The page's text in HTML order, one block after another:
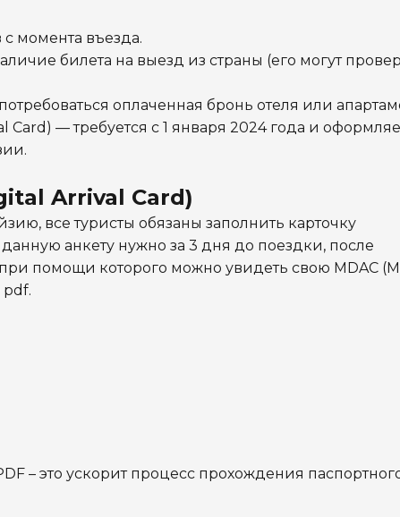
момента въезда.
билета на выезд из страны (его могут
оплаченная бронь отеля или
Card) — требуется с 1 января 2024 года и
Arrival Card)
все туристы обязаны заполнить карточку
данную анкету нужно за 3 дня до поездки, после
помощи которого можно увидеть свою MDAC
pdf.
– это ускорит процесс прохождения